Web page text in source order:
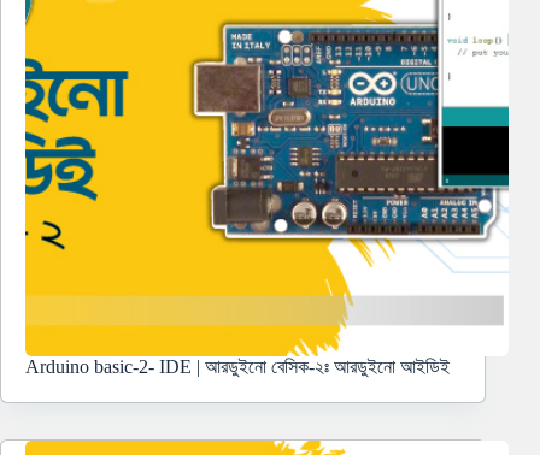
Arduino basic-2- IDE | আরডুইনো বেসিক-২ঃ আরডুইনো আইডিই